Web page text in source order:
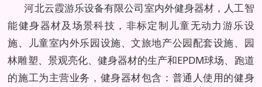
河北云霞游乐设备有限公司室内外健身器材，人工智
能健身器材及场景科技，非标定制儿童无动力游乐设
施、儿童室内外乐园设施、文旅地产公园配套设施、园
林雕塑、景观亮化、健身器材的生产和EPDM球场、跑道
的施工为主营业务，健身器材包含：普通人使用的健身